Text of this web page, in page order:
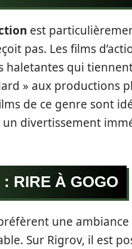
est
pas. Les films
haletantes qui
» aux productions
de ce genre sont
un divertissement
: RIRE À GOGO
une
Sur Rigrov, il est